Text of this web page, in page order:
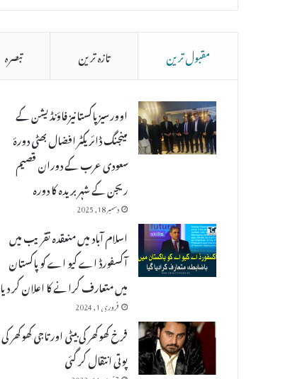
مقبول ترین تازہ ترین تبصرہ
اوورسیز پاکستانیز فاؤنڈیشن کے
مینجنگ ڈائریکٹر افضال بھٹی دورۂ
سعودی عرب کے دوران قصیم
ریجن کے شہر بریدہ کا دورہ
دسمبر 18, 2025
اسلام آباد میں منعقدہ تقریب میں
آکسفورڈ اے کیو اے کو پاکستان
میں متعارف کرانے کا اعلان کر دیا
فروری 1, 2024
فرخ کھوکھر کی بیٹی اور تاجی کھوکھر کی
پوتی انتقال کر گئی